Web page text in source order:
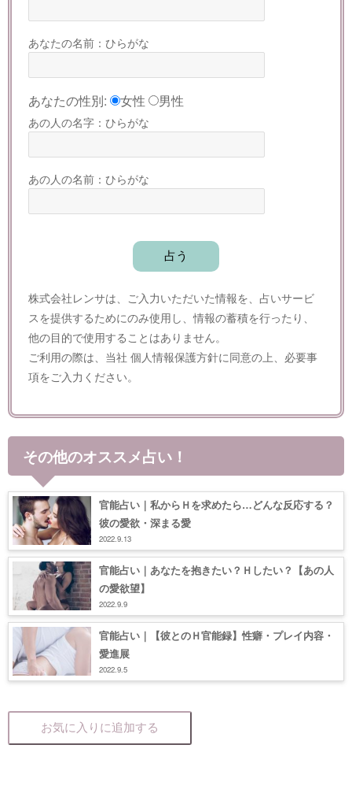
あなたの名前：ひらがな
あなたの性別: 女性 男性
あの人の名字：ひらがな
あの人の名前：ひらがな
株式会社レンサは、ご入力いただいた情報を、占いサービ
スを提供するためにのみ使用し、情報の蓄積を行ったり、
他の目的で使用することはありません。
ご利用の際は、当社個人情報保護方針に同意の上、必要事
項をご入力ください。
その他のオススメ占い！
官能占い｜私からＨを求めたら…どんな反応する？
彼の愛欲・深まる愛
2022.9.13
官能占い｜あなたを抱きたい？Ｈしたい？【あの人
の愛欲望】
2022.9.9
官能占い｜【彼とのＨ官能録】性癖・プレイ内容・
愛進展
2022.9.5
お気に入りに追加する